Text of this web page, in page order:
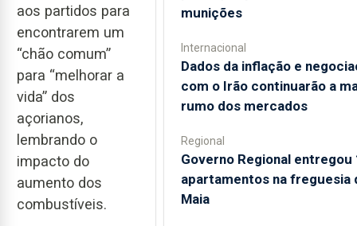
aos partidos para
encontrarem um
“chão comum”
para “melhorar a
vida” dos
açorianos,
lembrando o
impacto do
aumento dos
combustíveis.
munições
Internacional
Dados da inflação e
com o Irão continuarão a
rumo dos mercados
Regional
Governo Regional entregou
apartamentos na freguesia
Maia